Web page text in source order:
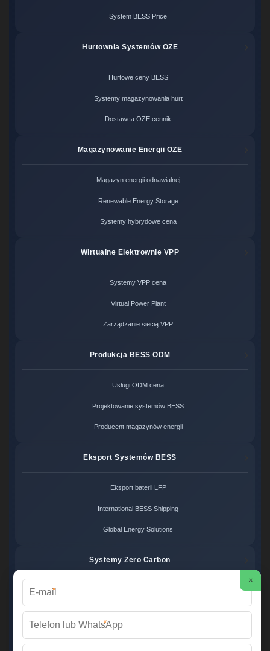
System BESS Price
Hurtownia Systemów OZE
Hurtowe ceny BESS
Systemy magazynowania hurt
Dostawca OZE cennik
Magazynowanie Energii OZE
Magazyn energii odnawialnej
Renewable Energy Storage
Systemy hybrydowe cena
Wirtualne Elektrownie VPP
Systemy VPP cena
Virtual Power Plant
Zarządzanie siecią VPP
Produkcja BESS ODM
Usługi ODM cena
Projektowanie systemów BESS
Producent magazynów energii
Eksport Systemów BESS
Eksport baterii LFP
International BESS Shipping
Global Energy Solutions
Systemy Zero Carbon
Zero Carbon Energy
Ekologiczne rozwiązania OZE
×
*
*